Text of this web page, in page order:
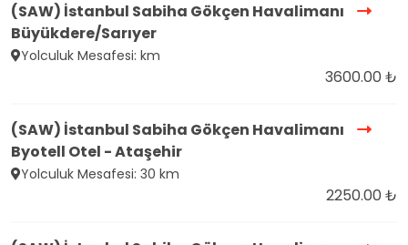
(SAW) İstanbul Sabiha Gökçen Havalimanı
Büyükdere/Sarıyer
Yolculuk Mesafesi: km
3600.00 ₺
(SAW) İstanbul Sabiha Gökçen Havalimanı
Byotell Otel - Ataşehir
Yolculuk Mesafesi: 30 km
2250.00 ₺